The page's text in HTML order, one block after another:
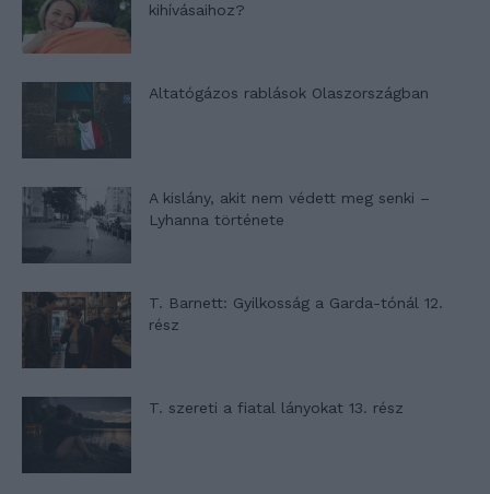
kihívásaihoz?
Altatógázos rablások Olaszországban
A kislány, akit nem védett meg senki –
Lyhanna története
T. Barnett: Gyilkosság a Garda-tónál 12.
rész
T. szereti a fiatal lányokat 13. rész